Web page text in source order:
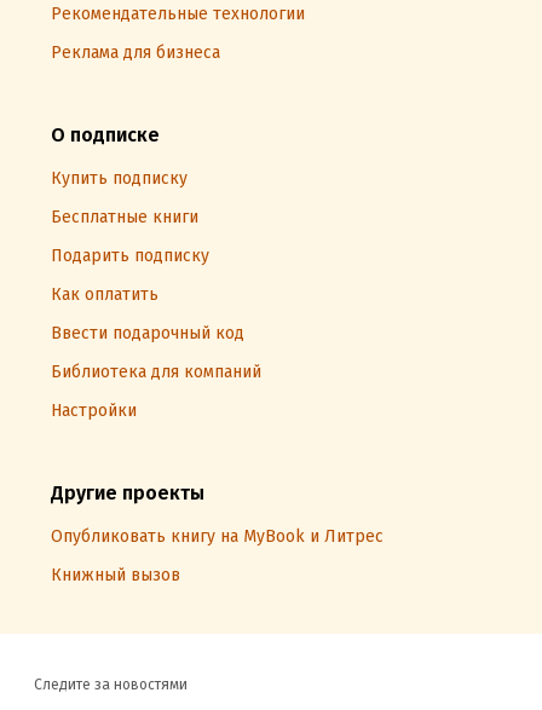
Рекомендательные технологии
Реклама для бизнеса
О подписке
Купить подписку
Бесплатные книги
Подарить подписку
Как оплатить
Ввести подарочный код
Библиотека для компаний
Настройки
Другие проекты
Опубликовать книгу на MyBook и Литрес
Книжный вызов
Следите за новостями